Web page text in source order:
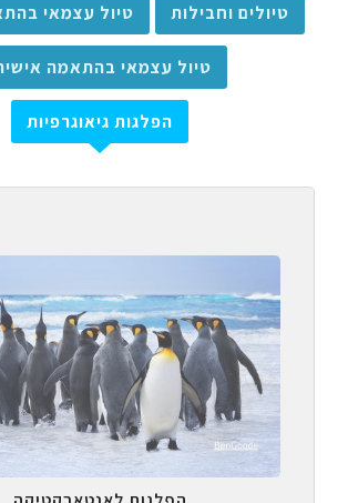
טיולים וחבילות טיול עצמאי
טיול עצמאי בהתאמה
הפלגות גיאוגרפיות